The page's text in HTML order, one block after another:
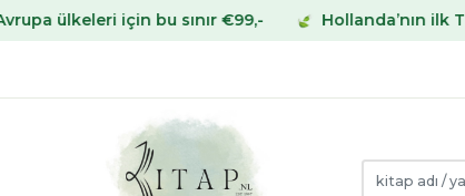
için bu sınır €99,- Hollanda’nın ilk Türk